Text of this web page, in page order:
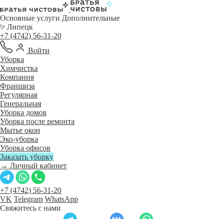
Основные услуги Дополнительные
Липецк
+7 (4742) 56-31-20
Войти
Уборка
Химчистка
Компания
Франшиза
Регулярная
Генеральная
Уборка домов
Уборка после ремонта
Мытье окон
Эко-уборка
Уборка офисов
Заказать уборку
→ Личный кабинет
+7 (4742) 56-31-20
VK Telegram WhatsApp
Свяжитесь с нами